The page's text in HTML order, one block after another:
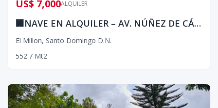
ALQUILER
US$ 7,000
🏢NAVE EN ALQUILER – AV. NÚÑEZ DE CÁCERES
El Millon, Santo Domingo D.N.
552.7 Mt2